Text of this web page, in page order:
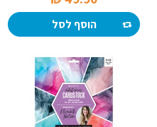
הוסף לסל